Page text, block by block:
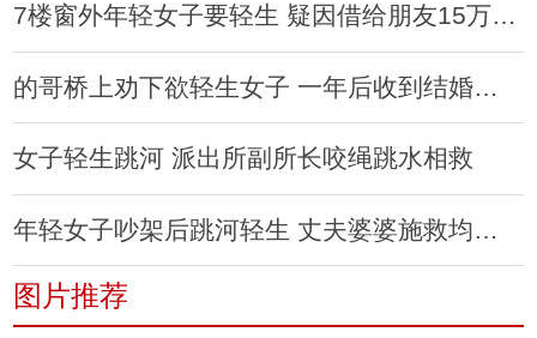
7楼窗外年轻女子要轻生 疑因借给朋友15万元要不回
的哥桥上劝下欲轻生女子 一年后收到结婚请柬
女子轻生跳河 派出所副所长咬绳跳水相救
年轻女子吵架后跳河轻生 丈夫婆婆施救均溺亡
图片推荐